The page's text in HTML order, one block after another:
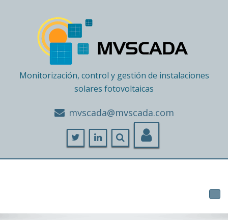
Monitorización, control y gestión de instalaciones
solares fotovoltaicas
moc.adacsvm@adacsvm